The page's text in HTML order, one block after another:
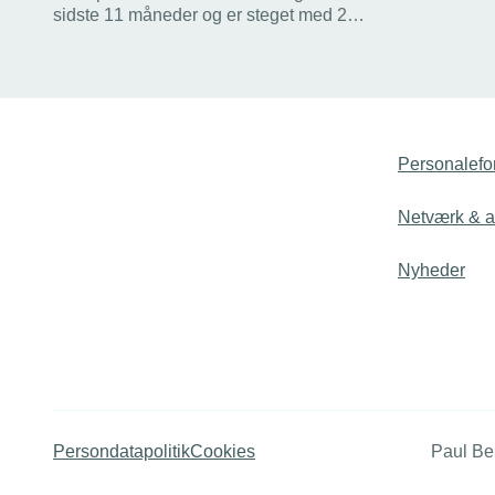
sidste 11 måneder og er steget med 21
Netværk &
Nyheder
PersondatapolitikCookies Paul